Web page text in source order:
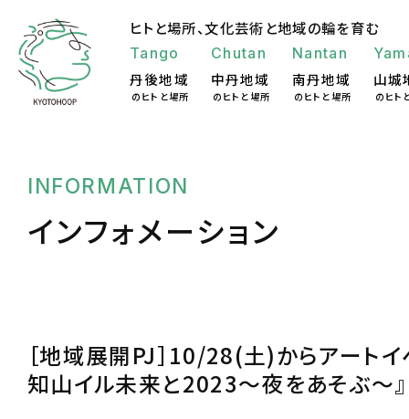
ヒトと場所、文化芸術と地域の輪を育む
Tango
丹後地域
のヒトと場所
Chutan
中丹地域
のヒトと場所
Nantan
南丹地域
のヒトと場所
山城
のヒト
INFORMATION
インフォメーション
［地域展開PJ］10/28(土)からアートイ
知山イル未来と2023～夜をあそぶ～